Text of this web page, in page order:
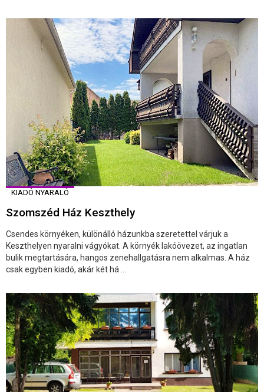
KIADÓ NYARALÓ
Szomszéd Ház Keszthely
Csendes környéken, különálló házunkba szeretettel várjuk a
Keszthelyen nyaralni vágyókat. A környék lakóövezet, az ingatlan
bulik megtartására, hangos zenehallgatásra nem alkalmas. A ház
csak egyben kiadó, akár két há ...